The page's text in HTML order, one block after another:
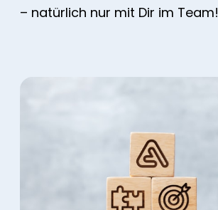
– natürlich nur mit Dir im Team!